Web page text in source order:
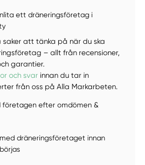
ett dräneringsföretag i
saker att tänka på när du ska
– allt från recensioner,
garantier.
och svar innan du tar in
från oss på Alla Markarbeten.
företagen efter omdömen &
dräneringsföretaget innan